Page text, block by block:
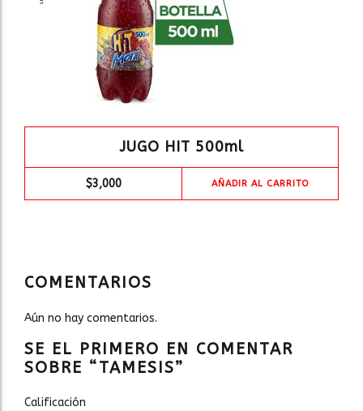
JUGO HIT 500ml
$3,000 AÑADIR AL CARRITO
COMENTARIOS
Aún no hay comentarios.
SE EL PRIMERO EN COMENTAR
SOBRE “TAMESIS”
Calificación